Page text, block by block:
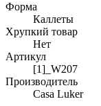
Форма
Каллеты
Хрупкий товар
Нет
Артикул
[1]_W207
Производитель
Casa Luker